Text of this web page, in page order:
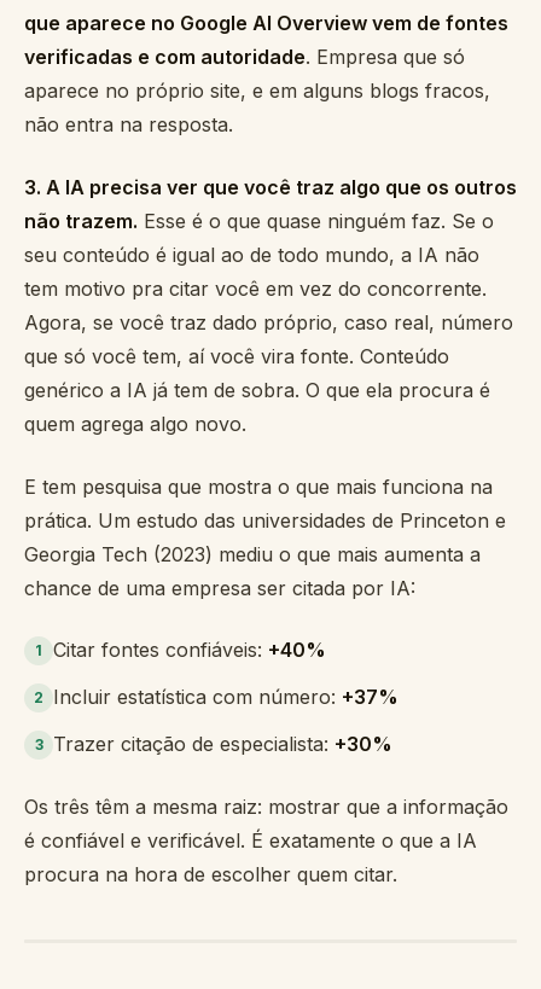
que aparece no Google AI Overview vem de fontes
verificadas e com autoridade. Empresa que só
aparece no próprio site, e em alguns blogs fracos,
não entra na resposta.
3. A IA precisa ver que você traz algo que os outros
não trazem. Esse é o que quase ninguém faz. Se o
seu conteúdo é igual ao de todo mundo, a IA não
tem motivo pra citar você em vez do concorrente.
Agora, se você traz dado próprio, caso real, número
que só você tem, aí você vira fonte. Conteúdo
genérico a IA já tem de sobra. O que ela procura é
quem agrega algo novo.
E tem pesquisa que mostra o que mais funciona na
prática. Um estudo das universidades de Princeton e
Georgia Tech (2023) mediu o que mais aumenta a
chance de uma empresa ser citada por IA:
1 Citar fontes confiáveis: +40%
2 Incluir estatística com número: +37%
3 Trazer citação de especialista: +30%
Os três têm a mesma raiz: mostrar que a informação
é confiável e verificável. É exatamente o que a IA
procura na hora de escolher quem citar.